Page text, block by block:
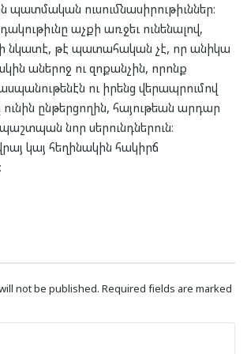
պատմական ուսումնասիրութիւններ։
աչքի առջեւ ունենալով,
նկատէ, թէ պատահական չէ, որ անիկա
աներոջ ու զոքանչին, որոնք
ու իրենց վերապրումով
ընթերցողին, հայութեան արդար
նոր սերունդներուն։
կայ հեղինակին հակիրճ
not be published. Required fields are marked